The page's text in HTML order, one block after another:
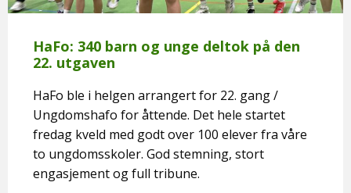
HaFo: 340 barn og unge deltok på den
22. utgaven
HaFo ble i helgen arrangert for 22. gang /
Ungdomshafo for åttende. Det hele startet
fredag kveld med godt over 100 elever fra våre
to ungdomsskoler. God stemning, stort
engasjement og full tribune.